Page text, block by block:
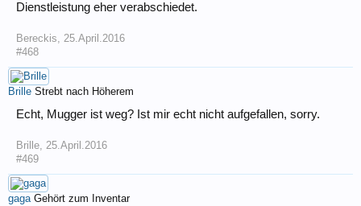
Dienstleistung eher verabschiedet.
Bereckis, 25.April.2016
#468
Brille Strebt nach Höherem
Echt, Mugger ist weg? Ist mir echt nicht aufgefallen, sorry.
Brille, 25.April.2016
#469
gaga Gehört zum Inventar